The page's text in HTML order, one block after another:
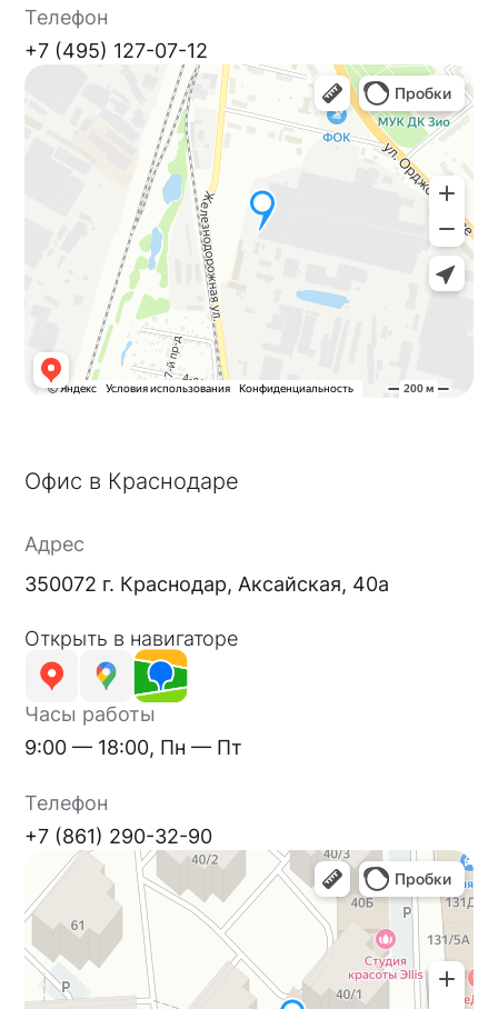
Телефон
+7 (495) 127-07-12
Офис в Краснодаре
Адрес
350072 г. Краснодар, Аксайская, 40а
Часы работы
9:00 — 18:00, Пн — Пт
Телефон
+7 (861) 290-32-90
Открыть в навигаторе